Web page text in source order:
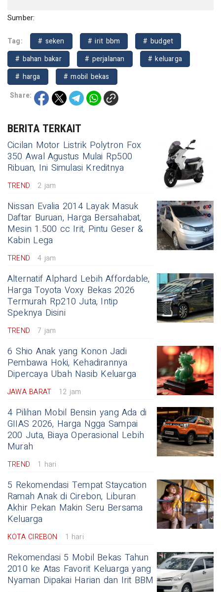
Sumber:
Tag: # seken # irit bbm
# budget
# bahan bakar
# perjalanan
# keluarga
# harga
# mobil bekas
Share:
BERITA TERKAIT
Cicilan Motor Listrik Polytron Fox
350 Awal Agustus Mulai Rp500
Ribuan, Ini Simulasi Kreditnya
TREND 2 jam
Nissan Evalia 2014 Layak Masuk
Daftar Buruan, Harga Bersahabat,
Mesin 1.500 cc Irit, Pintu Geser &
Kabin Lega
TREND 4 jam
Alternatif Alphard Lebih Affordable,
Harga Toyota Voxy Bekas 2026
Termurah Rp210 Juta, Intip
Speknya Disini
TREND 7 jam
6 Shio Anak yang Konon Jadi
Pembawa Hoki, Kehadirannya
Dipercaya Ubah Nasib Keluarga
JAWA BARAT 12 jam
4 Pilihan Mobil Bensin yang Ada di
GIIAS 2026, Harga Ngga Sampai
200 Juta, Biaya Operasional Lebih
Murah
TREND 1 hari
5 Rekomendasi Tempat Staycation
Ramah Anak di Cirebon, Liburan
Akhir Pekan Makin Seru Bersama
Keluarga
KOTA CIREBON 1 hari
Rekomendasi 5 Mobil Bekas Tahun
2010 ke Atas Favorit Keluarga yang
Nyaman Dipakai Harian dan Irit BBM